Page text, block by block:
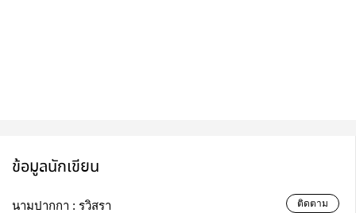
ข้อมูลนักเขียน
นามปากกา : รวิสรา ติดตาม